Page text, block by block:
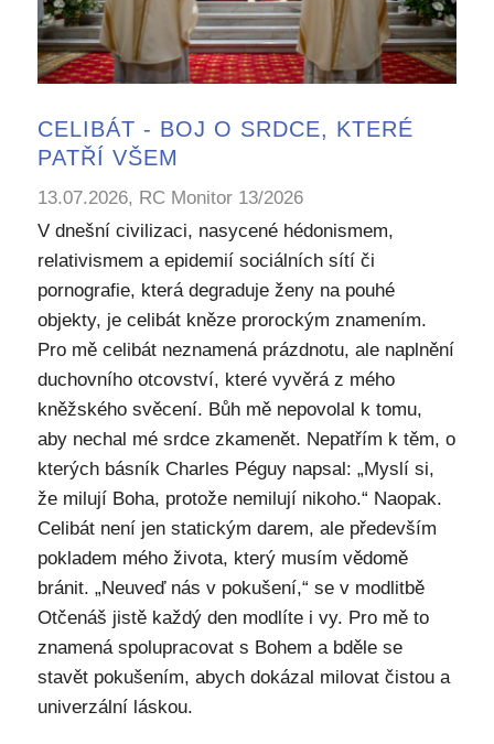
CELIBÁT - BOJ O SRDCE, KTERÉ
PATŘÍ VŠEM
13.07.2026, RC Monitor 13/2026
V dnešní civilizaci, nasycené hédonismem,
relativismem a epidemií sociálních sítí či
pornografie, která degraduje ženy na pouhé
objekty, je celibát kněze prorockým znamením.
Pro mě celibát neznamená prázdnotu, ale naplnění
duchovního otcovství, které vyvěrá z mého
kněžského svěcení. Bůh mě nepovolal k tomu,
aby nechal mé srdce zkamenět. Nepatřím k těm, o
kterých básník Charles Péguy napsal: „Myslí si,
že milují Boha, protože nemilují nikoho.“ Naopak.
Celibát není jen statickým darem, ale především
pokladem mého života, který musím vědomě
bránit. „Neuveď nás v pokušení,“ se v modlitbě
Otčenáš jistě každý den modlíte i vy. Pro mě to
znamená spolupracovat s Bohem a bděle se
stavět pokušením, abych dokázal milovat čistou a
univerzální láskou.